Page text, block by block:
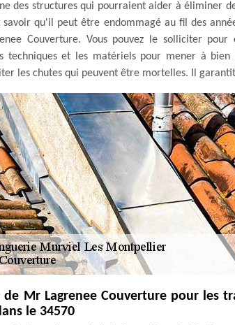
des structures qui pourraient aider à éliminer
qu'il peut être endommagé au fil des
Couverture. Vous pouvez le solliciter
techniques et les matériels pour mener à
les chutes qui peuvent être mortelles. Il
Mr Lagrenee Couverture pour les
le 34570